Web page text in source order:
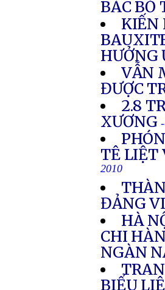
BÁC BỎ
KIẾN
HƯỞNG
VẪN
ĐƯỢC
2.8
XƯƠNG
TÊ LIỆT
2010
ĐẢNG
HÀ
CHI
NGÀN
BIỂU